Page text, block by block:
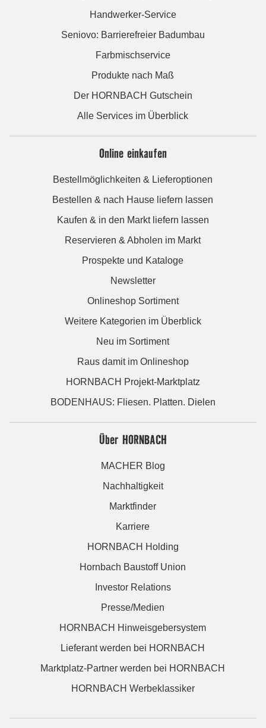
Handwerker-Service
Seniovo: Barrierefreier Badumbau
Farbmischservice
Produkte nach Maß
Der HORNBACH Gutschein
Alle Services im Überblick
Online einkaufen
Bestellmöglichkeiten & Lieferoptionen
Bestellen & nach Hause liefern lassen
Kaufen & in den Markt liefern lassen
Reservieren & Abholen im Markt
Prospekte und Kataloge
Newsletter
Onlineshop Sortiment
Weitere Kategorien im Überblick
Neu im Sortiment
Raus damit im Onlineshop
HORNBACH Projekt-Marktplatz
BODENHAUS: Fliesen. Platten. Dielen
Über HORNBACH
MACHER Blog
Nachhaltigkeit
Marktfinder
Karriere
HORNBACH Holding
Hornbach Baustoff Union
Investor Relations
Presse/Medien
HORNBACH Hinweisgebersystem
Lieferant werden bei HORNBACH
Marktplatz-Partner werden bei HORNBACH
HORNBACH Werbeklassiker